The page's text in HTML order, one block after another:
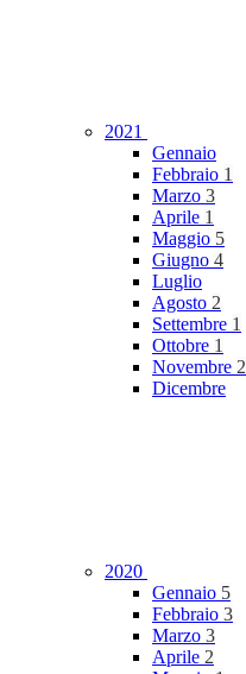
2021
Gennaio
Febbraio 1
Marzo 3
Aprile 1
Maggio 5
Giugno 4
Luglio
Agosto 2
Settembre 1
Ottobre 1
Novembre 2
Dicembre
2020
Gennaio 5
Febbraio 3
Marzo 3
Aprile 2